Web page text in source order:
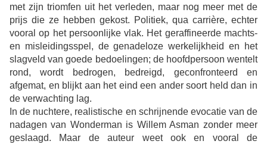
met zijn triomfen uit het verleden, maar nog meer met de
prijs die ze hebben gekost. Politiek, qua carrière, echter
vooral op het persoonlijke vlak. Het geraffineerde machts-
en misleidingsspel, de genadeloze werkelijkheid en het
slagveld van goede bedoelingen; de hoofdpersoon wentelt
rond, wordt bedrogen, bedreigd, geconfronteerd en
afgemat, en blijkt aan het eind een ander soort held dan in
de verwachting lag.
In de nuchtere, realistische en schrijnende evocatie van de
nadagen van Wonderman is Willem Asman zonder meer
geslaagd. Maar de auteur weet ook en vooral de